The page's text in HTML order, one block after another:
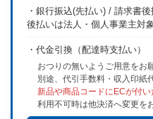
・銀行振込(先払い) / 請求書
後払いは法人・個人事業主対
・代金引換（配達時支払い）
おつりの無いようご用意をお
別途、代引手数料・収入印紙
新品や商品コードにECが付い
利用不可時は他決済へ変更を